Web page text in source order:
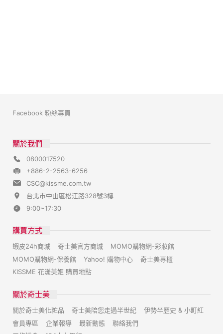
關於我們
0800017520
+886-2-2563-6256
CSC@kissme.com.tw
台北市中山區松江路328號3樓
9:00~17:30
購買方式
蝦皮24h商城 奇士美官方商城
MOMO購物網-彩妝館
MOMO購物網-保養館
Yahoo! 購物中心
奇士美專櫃
KISSME 花漾美姬 購買地點
關於奇士美
關於奇士美化粧品 奇士美陪您走過半世紀
伊勢半歷史 & 小町紅
會員專區
企業報導 最新動態
聯絡我們
Facebook 粉絲專頁